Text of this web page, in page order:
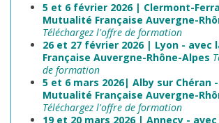
5 et 6 février 2026 | Clermont-
Mutualité Française Auvergne-
Téléchargez l'offre de formation
26 et 27 février 2026 | Lyon - avec
Française Auvergne-Rhône-Alpes
de formation
5 et 6 mars 2026| Alby sur Chéran -
Mutualité Française Auvergne-
Téléchargez l'offre de formation
19 et 20 mars 2026 | Annecy - avec